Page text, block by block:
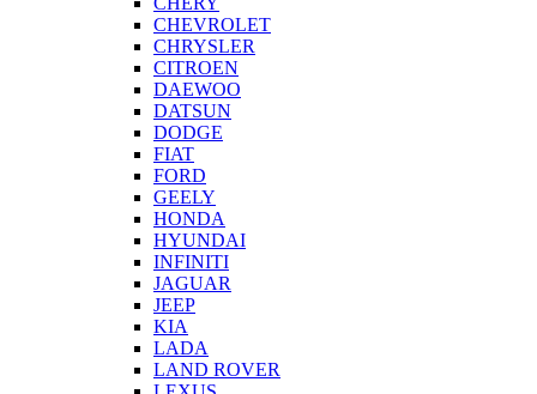
CHEVROLET
CHRYSLER
CITROEN
DAEWOO
DATSUN
DODGE
FIAT
FORD
GEELY
HONDA
HYUNDAI
INFINITI
JAGUAR
JEEP
KIA
LADA
LAND ROVER